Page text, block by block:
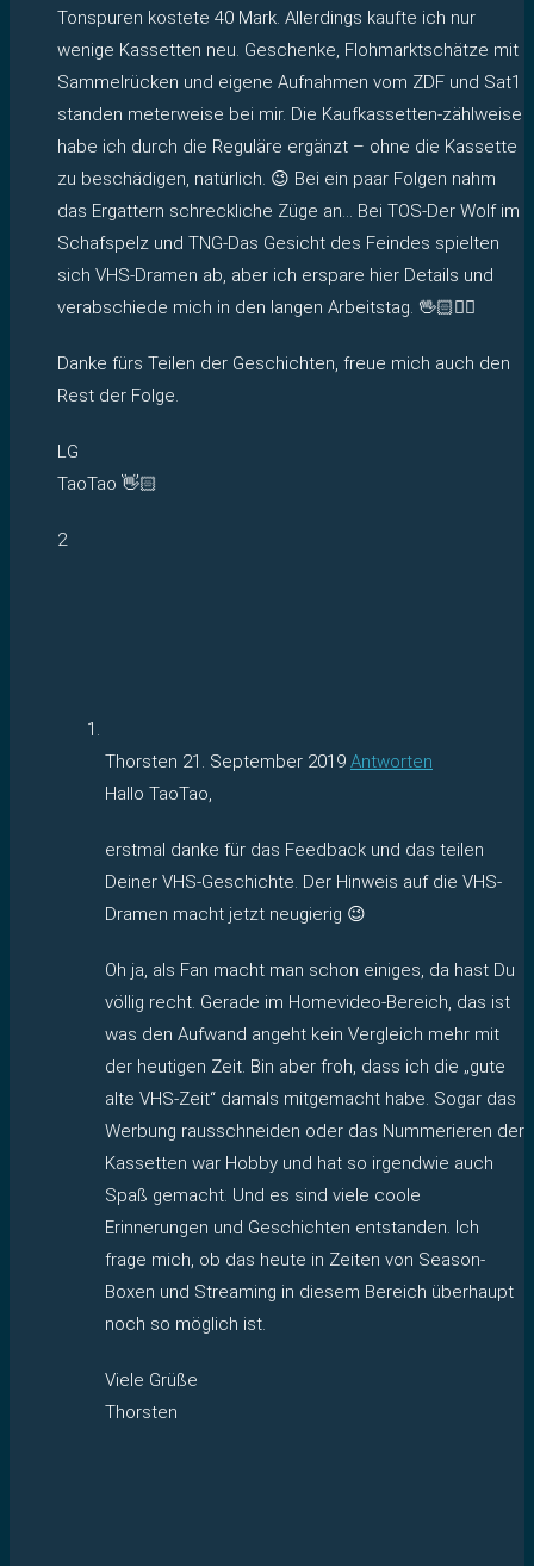
Tonspuren kostete 40 Mark. Allerdings kaufte ich nur
wenige Kassetten neu. Geschenke, Flohmarktschätze mit
Sammelrücken und eigene Aufnahmen vom ZDF und Sat1
standen meterweise bei mir. Die Kaufkassetten-zählweise
habe ich durch die Reguläre ergänzt – ohne die Kassette
zu beschädigen, natürlich. 😉 Bei ein paar Folgen nahm
das Ergattern schreckliche Züge an… Bei TOS-Der Wolf im
Schafspelz und TNG-Das Gesicht des Feindes spielten
sich VHS-Dramen ab, aber ich erspare hier Details und
verabschiede mich in den langen Arbeitstag. 🖖🏻✌🏻
Danke fürs Teilen der Geschichten, freue mich auch den
Rest der Folge.
LG
TaoTao 👋🏻
2
Thorsten 21. September 2019 Antworten
Hallo TaoTao,
erstmal danke für das Feedback und das teilen
Deiner VHS-Geschichte. Der Hinweis auf die VHS-
Dramen macht jetzt neugierig 😉
Oh ja, als Fan macht man schon einiges, da hast Du
völlig recht. Gerade im Homevideo-Bereich, das ist
was den Aufwand angeht kein Vergleich mehr mit
der heutigen Zeit. Bin aber froh, dass ich die „gute
alte VHS-Zeit“ damals mitgemacht habe. Sogar das
Werbung rausschneiden oder das Nummerieren der
Kassetten war Hobby und hat so irgendwie auch
Spaß gemacht. Und es sind viele coole
Erinnerungen und Geschichten entstanden. Ich
frage mich, ob das heute in Zeiten von Season-
Boxen und Streaming in diesem Bereich überhaupt
noch so möglich ist.
Viele Grüße
Thorsten